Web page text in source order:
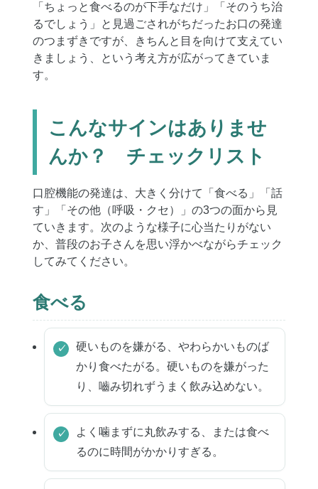
「ちょっと食べるのが下手なだけ」「そのうち治
るでしょう」と見過ごされがちだったお口の発達
のつまずきですが、きちんと目を向けて支えてい
きましょう、という考え方が広がってきていま
す。
こんなサインはありませ
んか？ チェックリスト
口腔機能の発達は、大きく分けて「食べる」「話
す」「その他（呼吸・クセ）」の3つの面から見
ていきます。次のような様子に心当たりがない
か、普段のお子さんを思い浮かべながらチェック
してみてください。
食べる
硬いものを嫌がる、やわらかいものば
かり食べたがる。硬いものを嫌がった
り、嚙み切れずうまく飲み込めない。
よく噛まずに丸飲みする、または食べ
るのに時間がかかりすぎる。